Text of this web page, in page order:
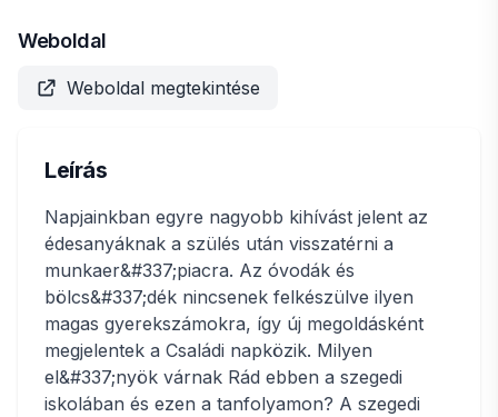
Weboldal
Weboldal megtekintése
Leírás
Napjainkban egyre nagyobb kihívást jelent az
édesanyáknak a szülés után visszatérni a
munkaer&#337;piacra. Az óvodák és
bölcs&#337;dék nincsenek felkészülve ilyen
magas gyerekszámokra, így új megoldásként
megjelentek a Családi napközik. Milyen
el&#337;nyök várnak Rád ebben a szegedi
iskolában és ezen a tanfolyamon? A szegedi